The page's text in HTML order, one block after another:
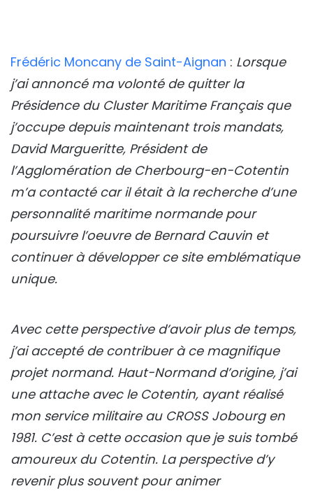
Frédéric Moncany de Saint-Aignan : Lorsque
j’ai annoncé ma volonté de quitter la
Présidence du Cluster Maritime Français que
j’occupe depuis maintenant trois mandats,
David Margueritte, Président de
l’Agglomération de Cherbourg-en-Cotentin
m’a contacté car il était à la recherche d’une
personnalité maritime normande pour
poursuivre l’oeuvre de Bernard Cauvin et
continuer à développer ce site emblématique
unique.
Avec cette perspective d’avoir plus de temps,
j’ai accepté de contribuer à ce magnifique
projet normand. Haut-Normand d’origine, j’ai
une attache avec le Cotentin, ayant réalisé
mon service militaire au CROSS Jobourg en
1981. C’est à cette occasion que je suis tombé
amoureux du Cotentin. La perspective d’y
revenir plus souvent pour animer